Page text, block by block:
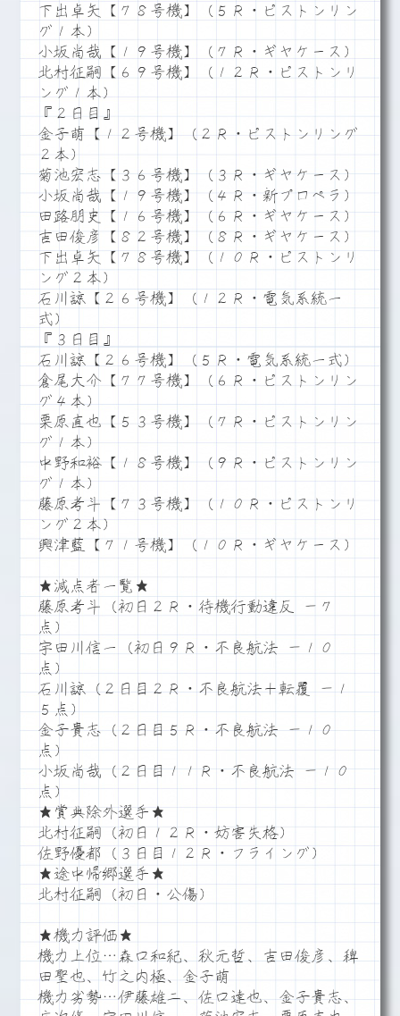
下出卓矢【７８号機】（５Ｒ・ピストンリン
グ１本）
小坂尚哉【１９号機】（７Ｒ・ギヤケース）
北村征嗣【６９号機】（１２Ｒ・ピストンリ
ング１本）
『２日目』
金子萌【１２号機】（２Ｒ・ピストンリング
２本）
菊池宏志【３６号機】（３Ｒ・ギヤケース）
小坂尚哉【１９号機】（４Ｒ・新プロペラ）
田路朋史【１６号機】（６Ｒ・ギヤケース）
吉田俊彦【８２号機】（８Ｒ・ギヤケース）
下出卓矢【７８号機】（１０Ｒ・ピストンリ
ング２本）
石川諒【２６号機】（１２Ｒ・電気系統一
式）
『３日目』
石川諒【２６号機】（５Ｒ・電気系統一式）
倉尾大介【７７号機】（６Ｒ・ピストンリン
グ４本）
栗原直也【５３号機】（７Ｒ・ピストンリン
グ１本）
中野和裕【１８号機】（９Ｒ・ピストンリン
グ１本）
藤原考斗【７３号機】（１０Ｒ・ピストンリ
ング２本）
興津藍【７１号機】（１０Ｒ・ギヤケース）
★減点者一覧★
藤原考斗（初日２Ｒ・待機行動違反 －７
点）
宇田川信一（初日９Ｒ・不良航法 －１０
点）
石川諒（２日目２Ｒ・不良航法＋転覆 －１
５点）
金子貴志（２日目５Ｒ・不良航法 －１０
点）
小坂尚哉（２日目１１Ｒ・不良航法 －１０
点）
★賞典除外選手★
北村征嗣（初日１２Ｒ・妨害失格）
佐野優都（３日目１２Ｒ・フライング）
★途中帰郷選手★
北村征嗣（初日・公傷）
★機力評価★
機力上位…森口和紀、秋元哲、吉田俊彦、稗
田聖也、竹之内極、金子萌
機力劣勢…伊藤雄二、佐口達也、金子貴志、